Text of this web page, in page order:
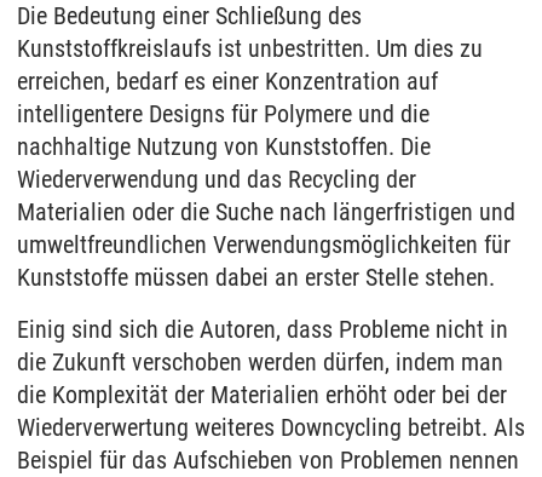
Die Bedeutung einer Schließung des
Kunststoffkreislaufs ist unbestritten. Um dies zu
erreichen, bedarf es einer Konzentration auf
intelligentere Designs für Polymere und die
nachhaltige Nutzung von Kunststoffen. Die
Wiederverwendung und das Recycling der
Materialien oder die Suche nach längerfristigen und
umweltfreundlichen Verwendungsmöglichkeiten für
Kunststoffe müssen dabei an erster Stelle stehen.
Einig sind sich die Autoren, dass Probleme nicht in
die Zukunft verschoben werden dürfen, indem man
die Komplexität der Materialien erhöht oder bei der
Wiederverwertung weiteres Downcycling betreibt. Als
Beispiel für das Aufschieben von Problemen nennen